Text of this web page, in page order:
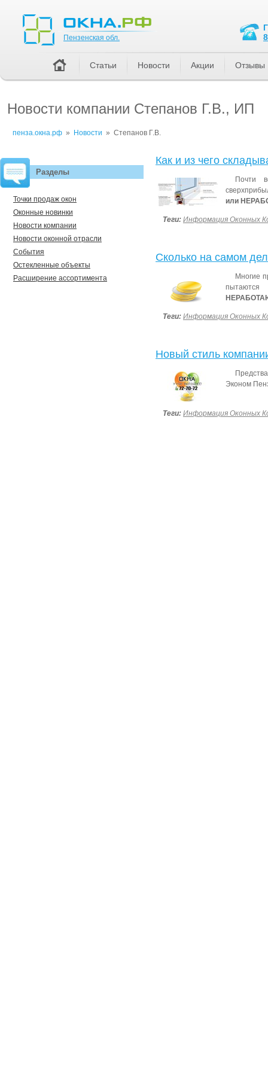
Новости компании Степанов Г.В., ИП
пенза.окна.рф » Новости » Степанов Г.В.
Как и из чего
Почти
или
Теги: Информация Оконных
Сколько на самом
Многие
пытаются
Теги: Информация Оконных
Новый стиль
Эконом
Теги: Информация Оконных
Разделы
Точки продаж окон
Оконные новинки
Новости компании
Новости оконной отрасли
События
Остекленные объекты
Расширение ассортимента
Пензенская обл.
Статьи Новости Акции Отзывы